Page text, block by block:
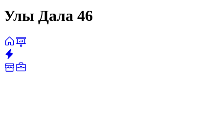
Улы Дала 46